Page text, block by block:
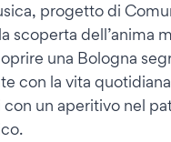
progetto di
scoperta dell’anima
una Bologna
con la vita
un aperitivo nel